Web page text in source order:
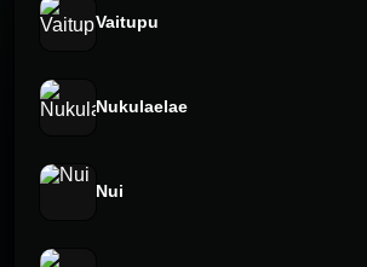
Vaitupu
Nukulaelae
Nui